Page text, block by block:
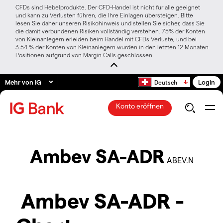
CFDs sind Hebelprodukte. Der CFD-Handel ist nicht für alle geeignet
und kann zu Verlusten führen, die Ihre Einlagen übersteigen. Bitte
lesen Sie daher unseren Risikohinweis und stellen Sie sicher, dass Sie
die damit verbundenen Risiken vollständig verstehen. 75% der Konten
von Kleinanlegern erleiden beim Handel mit CFDs Verluste, und bei
3.54 % der Konten von Kleinanlegern wurden in den letzten 12 Monaten
Positionen aufgrund von Margin Calls geschlossen.
Mehr von IG Deutsch Login
Konto eröffnen
Ambev SA-ADR ABEV.N
Ambev SA-ADR -